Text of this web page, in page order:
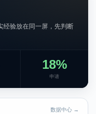
经验放在同一屏，先判断
18%
申请
数据中心 →